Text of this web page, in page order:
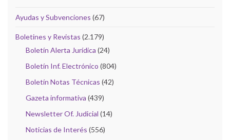
Ayudas y Subvenciones (67)
Boletines y Revistas (2.179)
Boletín Alerta Jurídica (24)
Boletín Inf. Electrónico (804)
Boletín Notas Técnicas (42)
Gazeta informativa (439)
Newsletter Of. Judicial (14)
Noticias de Interés (556)